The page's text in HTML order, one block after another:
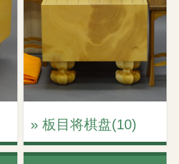
» 板目将棋盘(10)